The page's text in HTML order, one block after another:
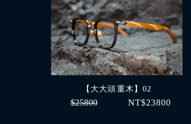
【大大頭 重木】02
$25800 NT$23800